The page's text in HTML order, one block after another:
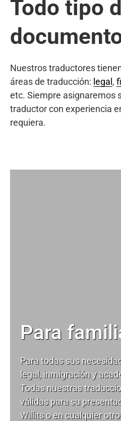
Todo tipo
Nuestros traductores
áreas de traducción: legal ,
etc. Siempre asignaremos
traductor con experiencia
requiera.
Para
Para todas sus
legal, inmigración y
Todas nuestras
válidas para su
Willits o en cualquier